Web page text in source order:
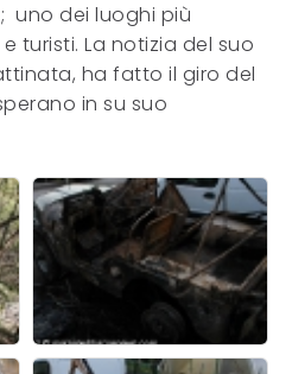
uno dei luoghi più
turisti. La notizia del suo
ha fatto il giro del
in su suo